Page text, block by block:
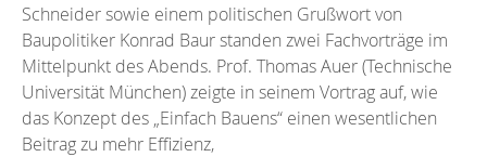
Schneider sowie einem politischen Grußwort von
Baupolitiker Konrad Baur standen zwei Fachvorträge im
Mittelpunkt des Abends. Prof. Thomas Auer (Technische
Universität München) zeigte in seinem Vortrag auf, wie
das Konzept des „Einfach Bauens“ einen wesentlichen
Beitrag zu mehr Effizienz,